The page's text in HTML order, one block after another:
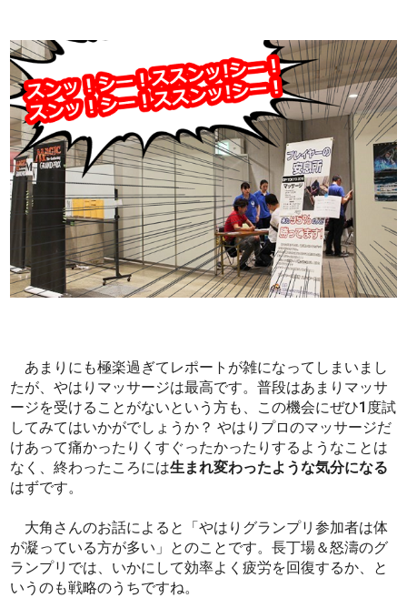
あまりにも極楽過ぎてレポートが雑になってしまいまし
たが、やはりマッサージは最高です。普段はあまりマッサ
ージを受けることがないという方も、この機会にぜひ1度試
してみてはいかがでしょうか？ やはりプロのマッサージだ
けあって痛かったりくすぐったかったりするようなことは
なく、終わったころには生まれ変わったような気分になる
はずです。
大角さんのお話によると「やはりグランプリ参加者は体
が凝っている方が多い」とのことです。長丁場＆怒濤のグ
ランプリでは、いかにして効率よく疲労を回復するか、と
いうのも戦略のうちですね。